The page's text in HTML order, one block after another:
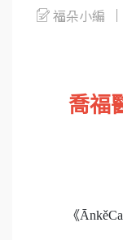
福朵小編
喬福
《